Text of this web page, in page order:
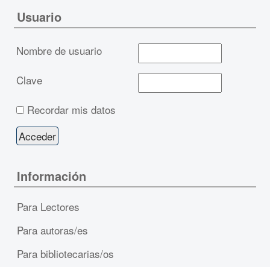
Usuario
Nombre de usuario
Clave
Recordar mis datos
Información
Para Lectores
Para autoras/es
Para bibliotecarias/os